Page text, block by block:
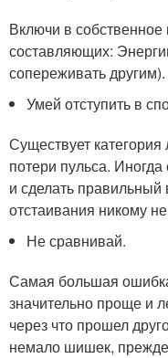
Включи в
составляющих:
сопереживать другим).
Умей отступить в
Существует
потери пульса. Иногда
и сделать
отстаивания никому
Не сравнивай.
Самая большая
значительно проще и
через что прошел
немало шишек,